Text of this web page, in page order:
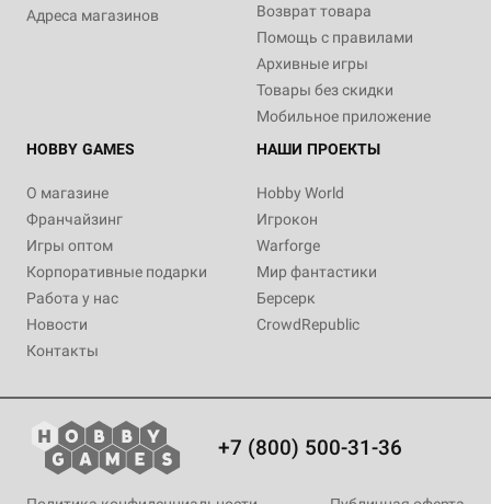
Адреса магазинов
Возврат товара
Помощь с правилами
Архивные игры
Товары без скидки
Мобильное приложение
HOBBY GAMES
О магазине
Франчайзинг
Игры оптом
Корпоративные подарки
Работа у нас
Новости
Контакты
НАШИ ПРОЕКТЫ
Hobby World
Игрокон
Warforge
Мир фантастики
Берсерк
CrowdRepublic
+7 (800) 500-31-36